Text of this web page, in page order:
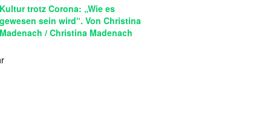
Kultur trotz Corona: „Wie es
gewesen sein wird“. Von Christina
Madenach / Christina Madenach